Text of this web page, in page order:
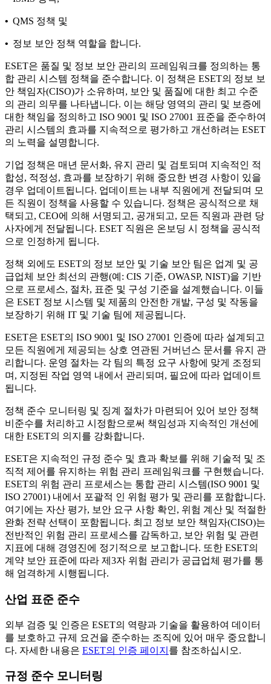
• QMS 정책 및
• 정보 보안 정책 역할을 합니다.
ESET은 품질 및 정보 보안 관리의 프레임워크를 정의하는 통
합 관리 시스템 정책을 준수합니다. 이 정책은 ESET의 정보 보
안 책임자(CISO)가 소유하며, 보안 및 품질에 대한 최고 수준
의 관리 의무를 나타냅니다. 이는 해당 영역의 관리 및 보증에
대한 책임을 정의하고 ISO 9001 및 ISO 27001 표준을 준수하여
관리 시스템의 효과를 지속적으로 평가하고 개선하려는 ESET
의 노력을 설명합니다.
기업 정책은 매년 문서화, 유지 관리 및 검토되며 지속적인 적
합성, 적정성, 효과를 보장하기 위해 중요한 변경 사항이 있을
경우 업데이트됩니다. 업데이트는 내부 직원에게 전달되며 모
든 직원이 정책을 사용할 수 있습니다. 정책은 공식적으로 채
택되고, CEO에 의해 서명되고, 공개되고, 모든 직원과 관련 당
사자에게 전달됩니다. ESET 직원은 온보딩 시 정책을 공식적
으로 인정하게 됩니다.
정책 외에도 ESET의 정보 보안 및 기술 보안 팀은 업계 및 공
급업체 보안 최선의 관행(예: CIS 기준, OWASP, NIST)을 기반
으로 프로세스, 절차, 표준 및 구성 기준을 설계했습니다. 이들
은 ESET 정보 시스템 및 제품의 안전한 개발, 구성 및 작동을
보장하기 위해 IT 및 기술 팀에 제공됩니다.
ESET은 ESET의 ISO 9001 및 ISO 27001 인증에 따라 설계되고
모든 직원에게 제공되는 상호 연관된 거버넌스 문서를 유지 관
리합니다. 운영 절차는 각 팀의 특정 요구 사항에 맞게 조정되
며, 지정된 작업 영역 내에서 관리되며, 필요에 따라 업데이트
됩니다.
정책 준수 모니터링 및 징계 절차가 마련되어 있어 보안 정책
비준수를 처리하고 시정함으로써 책임성과 지속적인 개선에
대한 ESET의 의지를 강화합니다.
ESET은 지속적인 규정 준수 및 효과 확보를 위해 기술적 및 조
직적 제어를 유지하는 위험 관리 프레임워크를 구현했습니다.
ESET의 위험 관리 프로세스는 통합 관리 시스템(ISO 9001 및
ISO 27001) 내에서 포괄적 인 위험 평가 및 관리를 포함합니다.
여기에는 자산 평가, 보안 요구 사항 확인, 위험 계산 및 적절한
완화 전략 선택이 포함됩니다. 최고 정보 보안 책임자(CISO)는
전반적인 위험 관리 프로세스를 감독하고, 보안 위험 및 관련
지표에 대해 경영진에 정기적으로 보고합니다. 또한 ESET의
계약 보안 표준에 따라 제3자 위험 관리가 공급업체 평가를 통
해 엄격하게 시행됩니다.
산업 표준 준수
외부 검증 및 인증은 ESET의 역량과 기술을 활용하여 데이터
를 보호하고 규제 요건을 준수하는 조직에 있어 매우 중요합니
다. 자세한 내용은 ESET의 인증 페이지 를 참조하십시오.
규정 준수 모니터링